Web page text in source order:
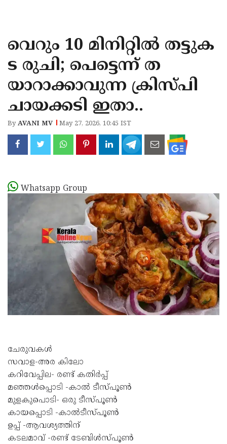
KANNUR
KASARAGOD
വെറും 10 മിനിറ്റിൽ തട്ടുക
ട രുചി; പെട്ടെന്ന് ത
യാറാക്കാവുന്ന ക്രിസ്പി
ചായക്കടി ഇതാ..
ByAVANI MV May 27, 2026, 10:45 IST
Whatsapp Group
ചേരുവകൾ
സവാള-അര കിലോ
കറിവേപ്പില- രണ്ട് കതിർപ്പ്
മഞ്ഞൾപ്പൊടി -കാൽ ടീസ്പൂൺ
മുളകുപൊടി- ഒരു ടീസ്പൂൺ
കായപ്പൊടി -കാൽടീസ്പൂൺ
ഉപ്പ് -ആവശ്യത്തിന്
കടലമാവ് -രണ്ട് ടേബിൾസ്പൂൺ